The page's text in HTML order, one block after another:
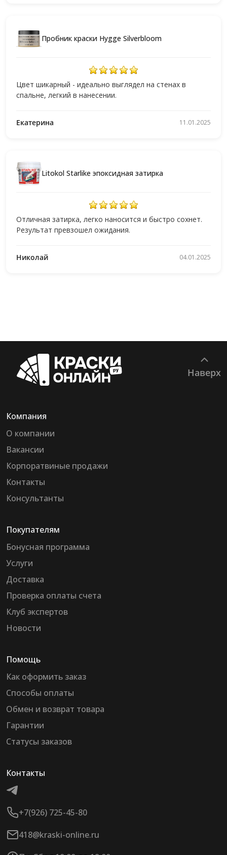
Пробник краски Hygge Silverbloom
Цвет шикарный - идеально выглядел на стенах в
спальне, легкий в нанесении.
Екатерина 11.01.2025
Litokol Starlike эпоксидная затирка
Отличная затирка, легко наносится и быстро сохнет.
Результат превзошел ожидания.
Николай 04.01.2025
Наверх
Компания
О компании
Вакансии
Корпоратвиные продажи
Контакты
Консультанты
Покупателям
Бонусная программа
Услуги
Доставка
Проверка оплаты счета
Клуб экспертов
Новости
Помощь
Как оформить заказ
Способы оплаты
Обмен и возврат товара
Гарантии
Статусы заказов
Контакты
+7(926) 725-45-80
418@kraski-online.ru